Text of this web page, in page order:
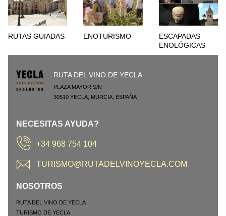
RUTAS GUIADAS ENOTURISMO
ESCAPADAS
ENOLÓGICAS
RUTA DEL VINO DE YECLA
PLAZA MAYOR S/N
30510 YECLA MURCIA ESPAÑA
NECESITAS AYUDA?
+34 968 754 104
TURISMO@RUTADELVINOYECLA.COM
NOSOTROS
RUTA DEL VINO DE YECLA
TURISMO DE YECLA